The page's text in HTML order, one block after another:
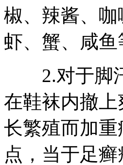
椒、辣酱、
虾、蟹、咸鱼
2.对于脚汗
在鞋袜内撤
长繁殖而加
点，当于足